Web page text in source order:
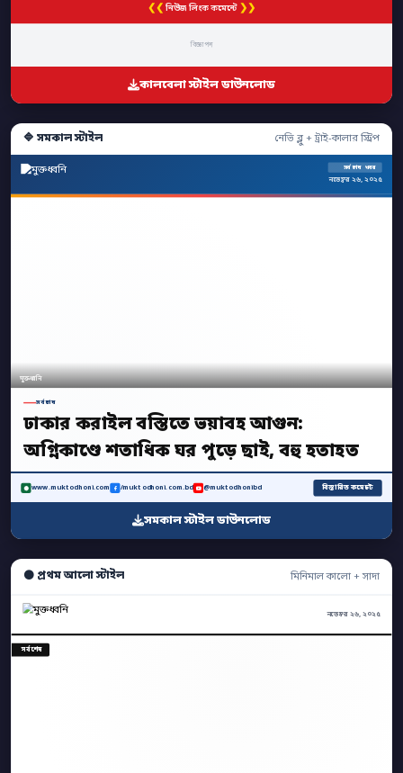
❮❮ নিউজ লিংক কমেন্টে ❯❯
বিজ্ঞাপন
কালবেলা স্টাইল ডাউনলোড
🔷 সমকাল স্টাইল নেভি ব্লু + ট্রাই-কালার স্ট্রিপ
সর্বশেষ খবর
নভেম্বর ২৬, ২০২৫
মুক্তধ্বনি
সর্বশেষ
ঢাকার করাইল বস্তিতে ভয়াবহ আগুন:
অগ্নিকাণ্ডে শতাধিক ঘর পুড়ে ছাই, বহু হতাহত
www.muktodhoni.com /muktodhoni.com.bd @muktodhonibd বিস্তারিত কমেন্টে
সমকাল স্টাইল ডাউনলোড
⚫ প্রথম আলো স্টাইল মিনিমাল কালো + সাদা
নভেম্বর ২৬, ২০২৫
সর্বশেষ